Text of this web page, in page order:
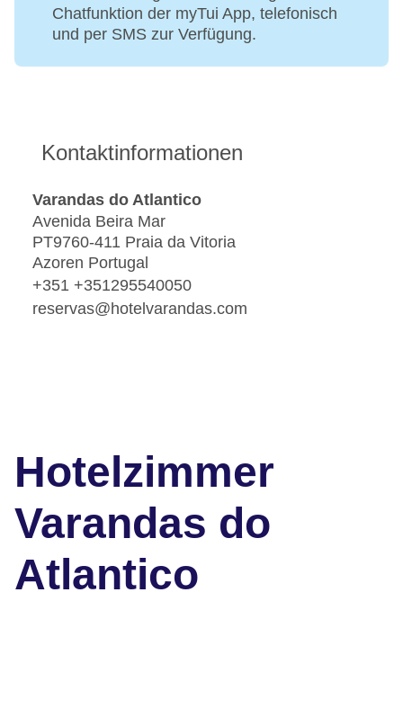
Chatfunktion der myTui App, telefonisch
und per SMS zur Verfügung.
Kontaktinformationen
Varandas do Atlantico
Avenida Beira Mar
PT9760-411 Praia da Vitoria
Azoren Portugal
+351 +351295540050
reservas@hotelvarandas.com
Hotelzimmer
Varandas do
Atlantico